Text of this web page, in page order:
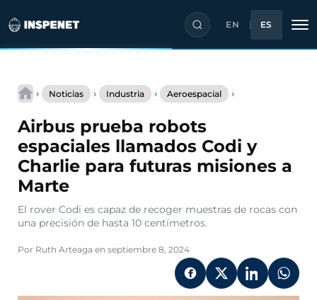
contenido
EN ES
› Noticias › Industria › Aeroespacial ›
llamados
Codi
y
futuras
misiones
Airbus prueba robots
espaciales llamados Codi y
Charlie para futuras misiones a
Marte
El rover Codi es capaz de recoger muestras de rocas con
una precisión de hasta 10 centímetros.
Por Ruth Arteaga en septiembre 8, 2024